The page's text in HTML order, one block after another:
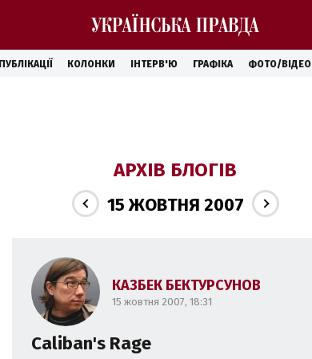
ПУБЛІКАЦІЇ КОЛОНКИ ІНТЕРВ'Ю ГРАФІКА ФОТО/ВІДЕО
АРХІВ БЛОГІВ
15 ЖОВТНЯ 2007
КАЗБЕК БЕКТУРСУНОВ
15 жовтня 2007, 18:31
Caliban's Rage